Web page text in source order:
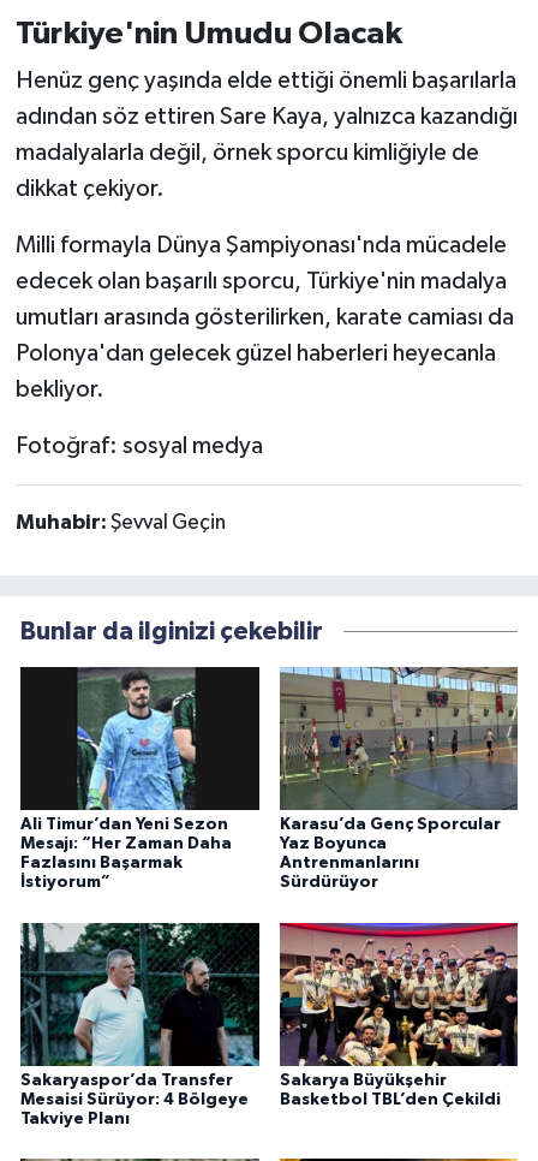
Türkiye'nin Umudu Olacak
Henüz genç yaşında elde ettiği önemli başarılarla
adından söz ettiren Sare Kaya, yalnızca kazandığı
madalyalarla değil, örnek sporcu kimliğiyle de
dikkat çekiyor.
Milli formayla Dünya Şampiyonası'nda mücadele
edecek olan başarılı sporcu, Türkiye'nin madalya
umutları arasında gösterilirken, karate camiası da
Polonya'dan gelecek güzel haberleri heyecanla
bekliyor.
Fotoğraf: sosyal medya
Muhabir: Şevval Geçin
Bunlar da ilginizi çekebilir
Ali Timur’dan Yeni Sezon
Mesajı: “Her Zaman Daha
Fazlasını Başarmak
İstiyorum”
Karasu’da Genç Sporcular
Yaz Boyunca
Antrenmanlarını
Sürdürüyor
Sakaryaspor’da Transfer
Mesaisi Sürüyor: 4 Bölgeye
Takviye Planı
Sakarya Büyükşehir
Basketbol TBL’den Çekildi